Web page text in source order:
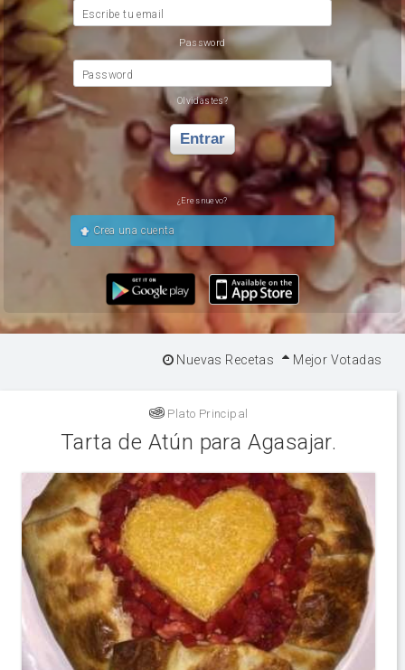
Escribe tu email
Password
Password
Olvidastes?
Entrar
¿Eres nuevo?
Crea una cuenta
Nuevas Recetas Mejor Votadas
Plato Principal
Tarta de Atún para Agasajar.